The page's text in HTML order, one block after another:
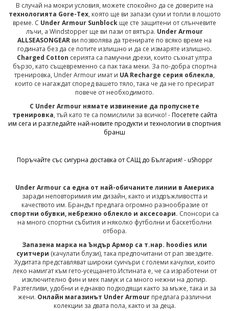
В случай на мокри условия, можете спокойно да се доверите на
технологията Gore-Tex, която ще ви запази сухи и топли в лошото
време. С Under Armour Sunblock ще сте защитени от слънчевите
лъчи, а Windstopper ще ви пази от вятъра. Under Armour
ALLSEASONGEAR ви позволява да тренирате по всяко време на
годината без да се потите излишно и да се измаряте излишно.
Charged Cotton серията са памучни дрехи, които съхнат ултра
бързо, като същевременно са пак така меки. За по-добра спортна
тренировка, Under Armour имат и UA Recharge серия облекла,
които се нагаждат според вашето тяло, така че да не го пресират
повече от необходимото.
С Under Armour нямате извинение да пропуснете
тренировка, тъй като те са помислили за всичко! -Посетете сайта
им сега и разгледайте най-новите продукти и технологии в спортния
бранш
Поръчайте със сигурна доставка от САЩ до България! - uShoppr
Under Armour са една от най-обичаните линии в Америка
заради неповторимия им дизайн, както и издръжливостта и
качеството им. Брандът предлага огромно разнообразие от
спортни обувки, небрежно облекло и аксесоари. Спонсори са
на много спортни събития и няколко футболни и баскетболни
отбора.
Запазена марка на Ъндър Армор са т.нар. hoodies или
суитчери (качулати блузи), така предпочитани от рап звездите.
Худитата представляват широки суичъри с големи качулки, които
леко намигат към гето-усещането.Истината е, че са изработени от
изключително фин и мек памук и са много нежни на допир.
Разтегливи, удобни и еднакво подходящи както за мъже, така и за
жени. Онлайн магазинът Under Armour предлага различни
колекции за двата пола, както и за деца.